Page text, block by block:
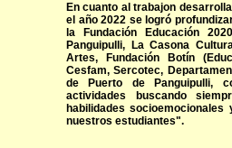
En cuanto al trabajon
el año 2022 se logró
la Fundación Educación
Panguipulli, La Casona
Artes, Fundación Botín
Cesfam, Sercotec,
de Puerto de Panguipulli,
actividades buscando
habilidades
nuestros estudiantes".